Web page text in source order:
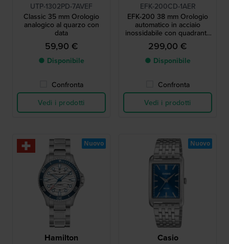
UTP-1302PD-7AVEF
Classic 35 mm Orologio
analogico al quarzo con
data
59,90 €
● Disponibile
Confronta
Vedi i prodotti
EFK-200CD-1AER
EFK-200 38 mm Orologio
automatico in acciaio
inossidabile con quadrante
in carbonio forgiato
299,00 €
● Disponibile
Confronta
Vedi i prodotti
Hamilton
Nuovo
Casio
Nuovo